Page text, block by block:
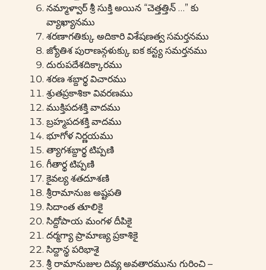
నమ్మాళ్వార్ శ్రీ సుక్తి అయిన “చెత్తత్తిన్ …” కు
వ్యాఖ్యానము
శరణాగతిక్కు అదికారి విశేషణత్వ సమర్తనము
జ్యోతిశ పురాణన్గళుక్కు ఐక కన్ట్య సమర్తనము
దురుపదేశదిక్కారము
శరణ శబ్దార్థ విచారము
శ్రుతప్రకాశికా వివరణము
ముక్తిపదశక్తి వాదము
బ్రహ్మపదశక్తి వాదము
భూగోళ నిర్ణయము
త్యాగశబ్దార్థ టిప్పణి
గీతార్థ టిప్పణి
కైవల్య శతదూశణి
శ్రీరామానుజ అష్టపతి
సిదాంత తూలికై
సిద్దోపాయ మంగళ దీపికై
దర్మగ్యా ప్రామాణ్య ప్రకాశికై
సిద్దాన్థ పరిభాశై
శ్రీ రామానుజుల దివ్య అవతారమును గురించి –